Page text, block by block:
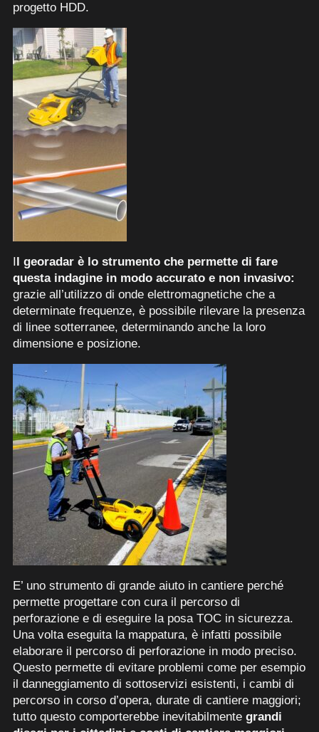
progetto HDD.
l georadar è lo strumento che permette di fare
questa indagine in modo accurato e non invasivo:
grazie all’utilizzo di onde elettromagnetiche che a
determinate frequenze, è possibile rilevare la presenza
di linee sotterranee, determinando anche la loro
dimensione e posizione.
E’ uno strumento di grande aiuto in cantiere perché
permette progettare con cura il percorso di
perforazione e di eseguire la posa TOC in sicurezza.
Una volta eseguita la mappatura, è infatti possibile
elaborare il percorso di perforazione in modo preciso.
Questo permette di evitare problemi come per esempio
il danneggiamento di sottoservizi esistenti, i cambi di
percorso in corso d’opera, durate di cantiere maggiori;
tutto questo comporterebbe inevitabilmente grandi